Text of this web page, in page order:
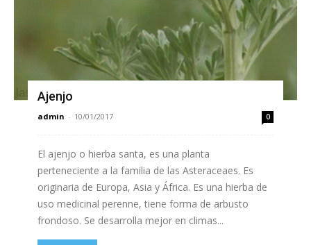
Ajenjo
admin - 10/01/2017 0
El ajenjo o hierba santa, es una planta
perteneciente a la familia de las Asteraceaes. Es
originaria de Europa, Asia y África. Es una hierba de
uso medicinal perenne, tiene forma de arbusto
frondoso. Se desarrolla mejor en climas...